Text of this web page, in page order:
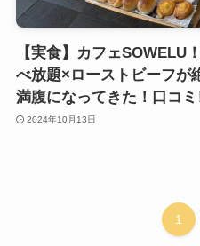
【実食】カフェSOWELU
べ放題×ローストビーフが
満腹になってきた！口コ
2024年10月13日
1